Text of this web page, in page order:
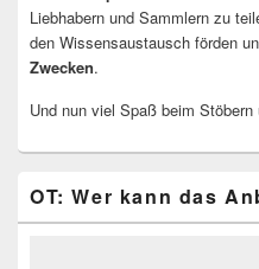
Liebhabern und Sammlern zu
den Wissensaustausch förden
Zwecken.
Und nun viel Spaß beim
OT: Wer kann das